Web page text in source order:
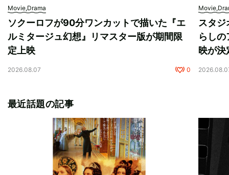
Movie,Drama
ソクーロフが90分ワンカットで描いた『エ
ルミタージュ幻想』リマスター版が期間限
定上映
2026.08.07 0
スタ
らし
映が決
最近話題の記事